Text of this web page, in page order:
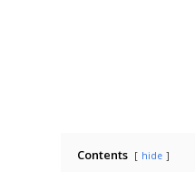
Contents hide